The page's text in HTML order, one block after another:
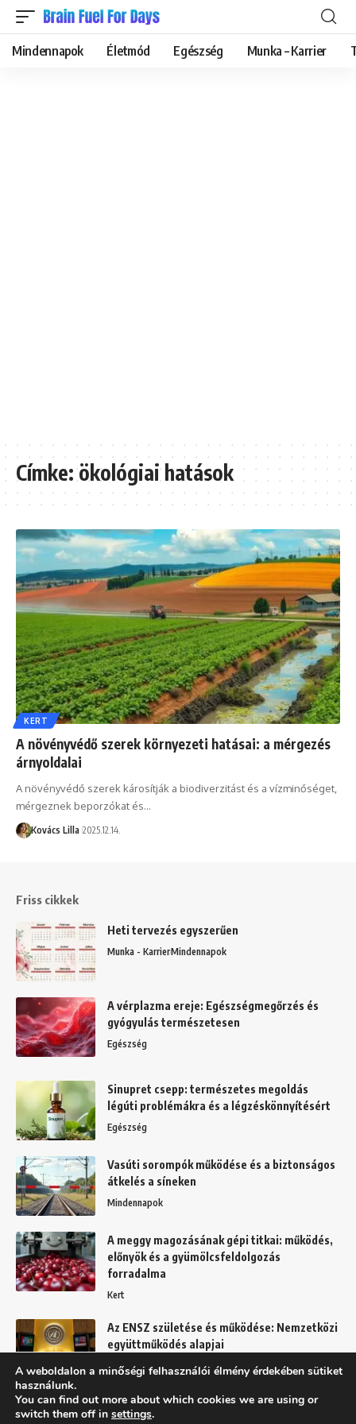
Mindennapok Életmód Egészség Munka – Karrier
Címke:ökológiai hatások
KERT
A növényvédő szerek környezeti hatásai: a mérgezés
árnyoldalai
A növényvédő szerek károsítják a biodiverzitást és a vízminőséget,
mérgeznek beporzókat és…
Kovács Lilla 2025.12.14.
Friss cikkek
Heti tervezés egyszerűen
Munka - KarrierMindennapok
A vérplazma ereje: Egészségmegőrzés és
gyógyulás természetesen
Egészség
Sinupret csepp: természetes megoldás
légúti problémákra és a légzéskönnyítésért
Egészség
Vasúti sorompók működése és a biztonságos
átkelés a síneken
Mindennapok
A meggy magozásának gépi titkai: működés,
előnyök és a gyümölcsfeldolgozás
forradalma
Kert
Az ENSZ születése és működése: Nemzetközi
együttműködés alapjai
Mindennapok
A weboldalon a minőségi felhasználói élmény érdekében sütiket
használunk.
You can find out more about which cookies we are using or
switch them off in settings.